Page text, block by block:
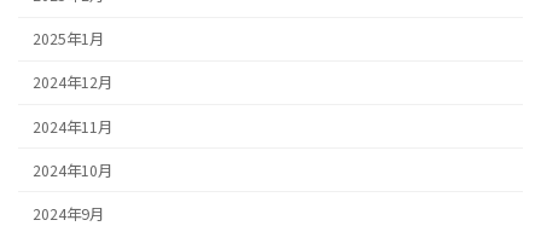
2025年1月
2024年12月
2024年11月
2024年10月
2024年9月